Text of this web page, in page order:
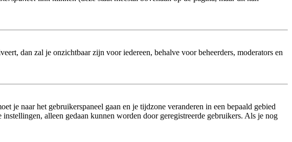
dan zal je onzichtbaar zijn voor iedereen, behalve voor beheerders, moderators en
je naar het gebruikerspaneel gaan en je tijdzone veranderen in een bepaald gebied
alleen gedaan kunnen worden door geregistreerde gebruikers. Als je nog